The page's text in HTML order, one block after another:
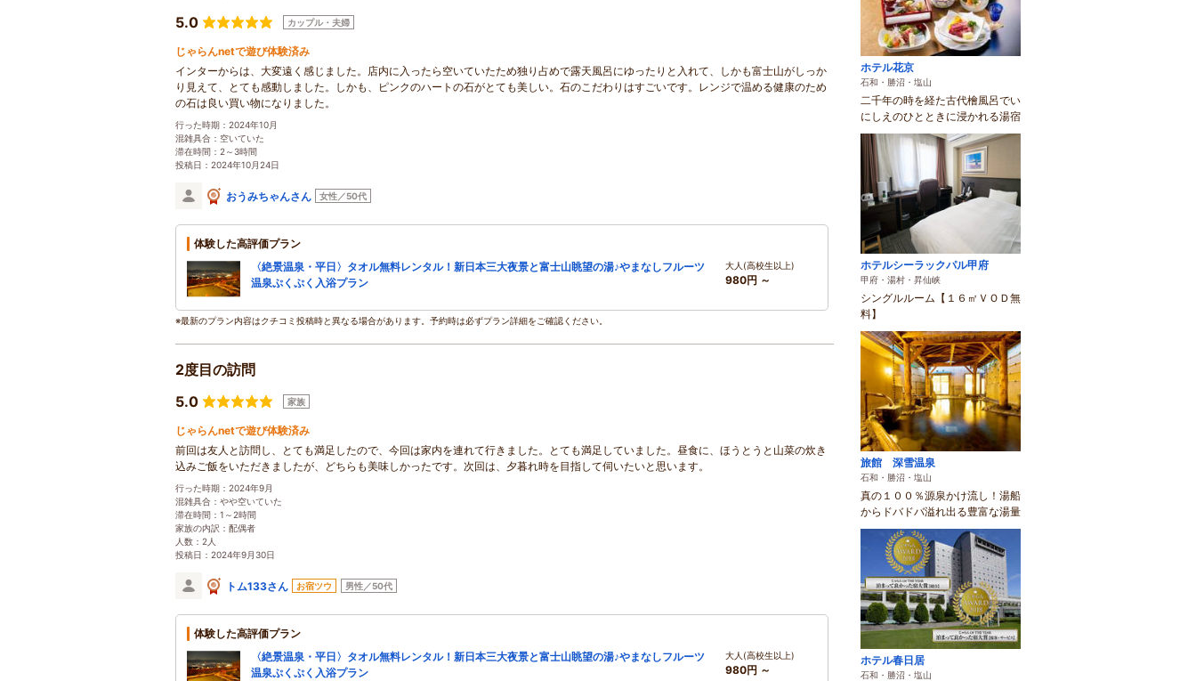
5.0
カップル・夫婦
じゃらんnetで遊び体験済み
インターからは、大変遠く感じました。店内に入ったら空いていたため独り占めで露天風呂にゆったりと入れて、しかも富士山がしっか
り見えて、とても感動しました。しかも、ピンクのハートの石がとても美しい。石のこだわりはすごいです。レンジで温める健康のため
の石は良い買い物になりました。
行った時期：2024年10月
混雑具合：空いていた
滞在時間：2～3時間
投稿日：2024年10月24日
おうみちゃんさん 女性／50代
体験した高評価プラン
〈絶景温泉・平日〉タオル無料レンタル！新日本三大夜景と富士山眺望の湯♪やまなしフルーツ
温泉ぷくぷく入浴プラン
大人(高校生以上)
980円 ～
※最新のプラン内容はクチコミ投稿時と異なる場合があります。予約時は必ずプラン詳細をご確認ください。
2度目の訪問
5.0
家族
じゃらんnetで遊び体験済み
前回は友人と訪問し、とても満足したので、今回は家内を連れて行きました。とても満足していました。昼食に、ほうとうと山菜の炊き
込みご飯をいただきましたが、どちらも美味しかったです。次回は、夕暮れ時を目指して伺いたいと思います。
行った時期：2024年9月
混雑具合：やや空いていた
滞在時間：1～2時間
家族の内訳：配偶者
人数：2人
投稿日：2024年9月30日
トム133さん お宿ツウ 男性／50代
体験した高評価プラン
〈絶景温泉・平日〉タオル無料レンタル！新日本三大夜景と富士山眺望の湯♪やまなしフルーツ
温泉ぷくぷく入浴プラン
大人(高校生以上)
980円 ～
ホテル花京
石和・勝沼・塩山
二千年の時を経た古代檜風呂でい
にしえのひとときに浸かれる湯宿
ホテルシーラックパル甲府
甲府・湯村・昇仙峡
シングルルーム【１６㎡ＶＯＤ無
料】
旅館 深雪温泉
石和・勝沼・塩山
真の１００％源泉かけ流し！湯船
からドバドバ溢れ出る豊富な湯量
ホテル春日居
石和・勝沼・塩山